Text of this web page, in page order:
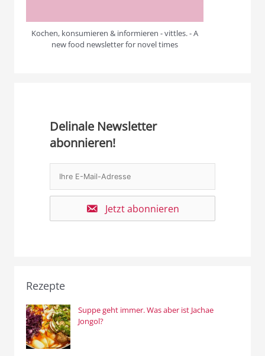
Kochen, konsumieren & informieren - vittles. - A
new food newsletter for novel times
Delinale Newsletter
abonnieren!
Jetzt abonnieren
Rezepte
Suppe geht immer. Was aber ist Jachae
Jongol?